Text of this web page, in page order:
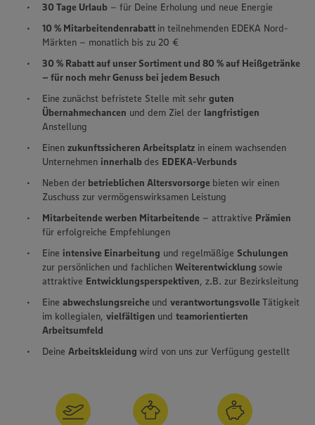
30 Tage Urlaub – für Deine Erholung und neue Energie
10 % Mitarbeitendenrabatt in teilnehmenden EDEKA Nord-
Märkten – monatlich bis zu 20 €
30 % Rabatt auf unser Sortiment und 80 % auf Heißgetränke
– für noch mehr Genuss bei jedem Besuch
Eine zunächst befristete Stelle mit sehr guten
Übernahmechancen und dem Ziel der langfristigen
Anstellung
Einen zukunftssicheren Arbeitsplatz in einem wachsenden
Unternehmen innerhalbdes EDEKA-Verbunds
Neben der betrieblichen Altersvorsorge bieten wir einen
Zuschuss zur vermögenswirksamen Leistung
Mitarbeitende werben Mitarbeitende – attraktive Prämien
für erfolgreiche Empfehlungen
Eine intensive Einarbeitung und regelmäßige Schulungen
zur persönlichen und fachlichen Weiterentwicklung sowie
attraktive Entwicklungsperspektiven, z.B. zur Bezirksleitung
Eine abwechslungsreiche und verantwortungsvolleTätigkeit
im kollegialen, vielfältigen und teamorientierten
Arbeitsumfeld
Deine Arbeitskleidung wird von uns zur Verfügung gestellt